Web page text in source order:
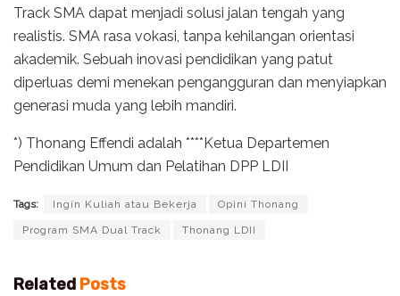
Track SMA dapat menjadi solusi jalan tengah yang
realistis. SMA rasa vokasi, tanpa kehilangan orientasi
akademik. Sebuah inovasi pendidikan yang patut
diperluas demi menekan pengangguran dan menyiapkan
generasi muda yang lebih mandiri.
*) Thonang Effendi adalah ****Ketua Departemen
Pendidikan Umum dan Pelatihan DPP LDII
Tags: Ingin Kuliah atau Bekerja Opini Thonang
Program SMA Dual Track Thonang LDII
Related Posts